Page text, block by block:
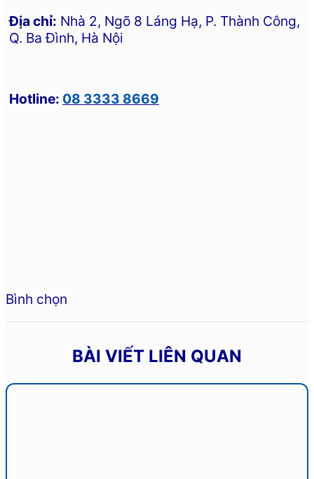
Địa chỉ: Nhà 2, Ngõ 8 Láng Hạ, P. Thành Công,
Q. Ba Đình, Hà Nội
Hotline: 08 3333 8669
Bình chọn
BÀI VIẾT LIÊN QUAN